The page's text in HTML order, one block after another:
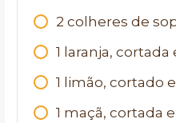
2 colheres de
1 laranja,
1 limão, cortado
1 maçã, cortada